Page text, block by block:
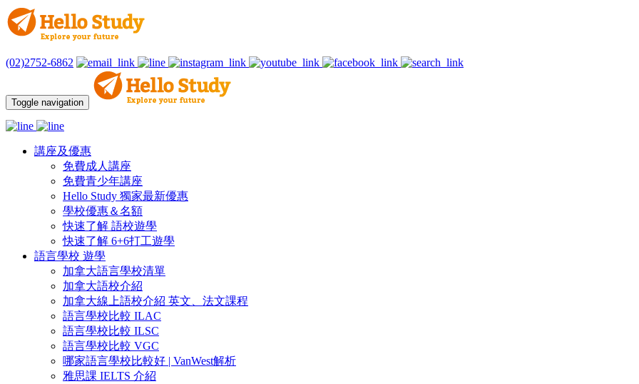
(02)2752-6862
Toggle navigation
講座及優惠
免費成人講座
免費青少年講座
Hello Study 獨家最新優惠
學校優惠＆名額
快速了解 語校遊學
快速了解 6+6打工遊學
語言學校 遊學
加拿大語言學校清單
加拿大語校介紹
加拿大線上語校介紹 英文、法文課程
語言學校比較 ILAC
語言學校比較 ILSC
語言學校比較 VGC
哪家語言學校比較好 | VanWest解析
雅思課 IELTS 介紹